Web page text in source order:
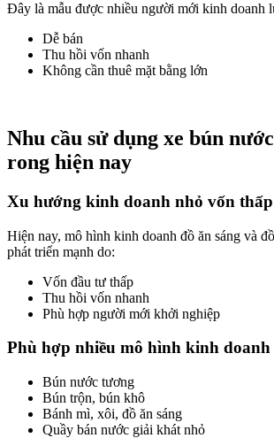
Đây là mẫu được nhiều người mới kinh doanh
Dễ bán
Thu hồi vốn nhanh
Không cần thuê mặt bằng lớn
Nhu cầu sử dụng xe bún
rong hiện nay
Xu hướng kinh doanh nhỏ vốn thấp
Hiện nay, mô hình kinh doanh đồ ăn sáng và
phát triển mạnh do:
Vốn đầu tư thấp
Thu hồi vốn nhanh
Phù hợp người mới khởi nghiệp
Phù hợp nhiều mô hình kinh doanh
Bún nước tương
Bún trộn, bún khô
Bánh mì, xôi, đồ ăn sáng
Quầy bán nước giải khát nhỏ